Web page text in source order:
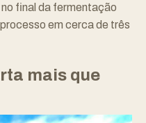
final da fermentação
em cerca de três
mais que